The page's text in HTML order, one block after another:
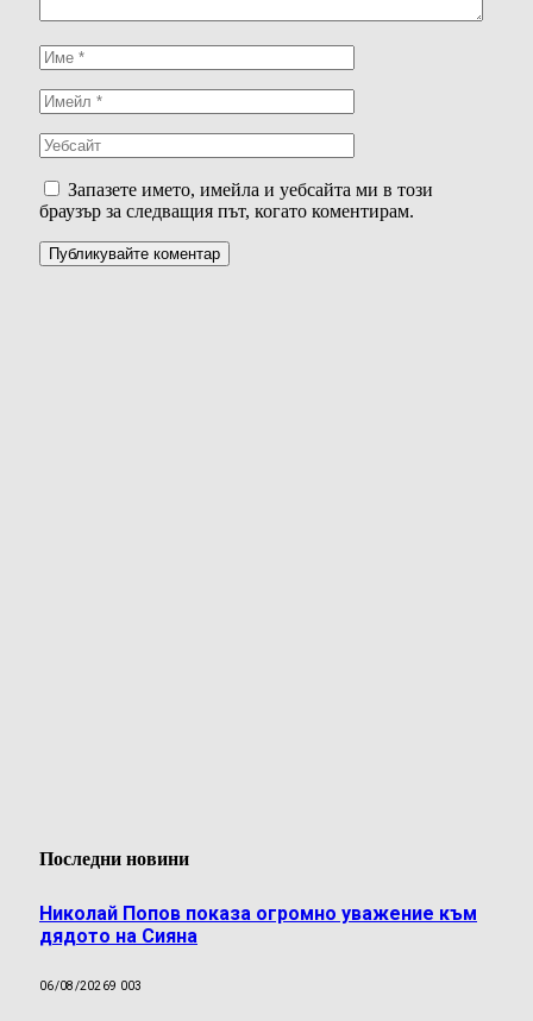
Запазете името, имейла и уебсайта ми в този
браузър за следващия път, когато коментирам.
Последни новини
Николай Попов показа огромно уважение към
дядото на Сияна
06/08/20269 003